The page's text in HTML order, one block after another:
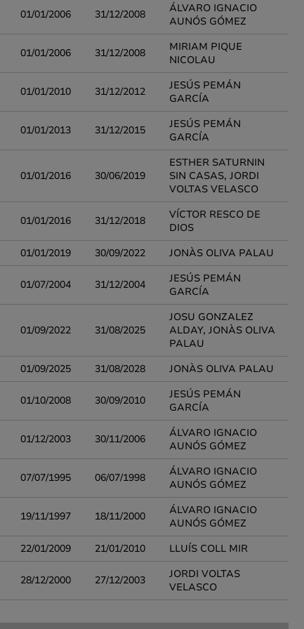
01/01/2006 31/12/2008
ÁLVARO IGNACIO
AUNÓS GÓMEZ
01/01/2006 31/12/2008
MIRIAM PIQUE
NICOLAU
01/01/2010 31/12/2012
JESÚS PEMÁN
GARCÍA
01/01/2013 31/12/2015
JESÚS PEMÁN
GARCÍA
01/01/2016 30/06/2019
ESTHER SATURNIN
SIN CASAS, JORDI
VOLTAS VELASCO
01/01/2016 31/12/2018
VÍCTOR RESCO DE
DIOS
01/01/2019 30/09/2022 JONÀS OLIVA PALAU
01/07/2004 31/12/2004
JESÚS PEMÁN
GARCÍA
01/09/2022 31/08/2025
JOSU GONZALEZ
ALDAY, JONÀS OLIVA
PALAU
01/09/2025 31/08/2028 JONÀS OLIVA PALAU
01/10/2008 30/09/2010
JESÚS PEMÁN
GARCÍA
01/12/2003 30/11/2006
ÁLVARO IGNACIO
AUNÓS GÓMEZ
07/07/1995 06/07/1998
ÁLVARO IGNACIO
AUNÓS GÓMEZ
19/11/1997 18/11/2000
ÁLVARO IGNACIO
AUNÓS GÓMEZ
22/01/2009 21/01/2010 LLUÍS COLL MIR
28/12/2000 27/12/2003
JORDI VOLTAS
VELASCO